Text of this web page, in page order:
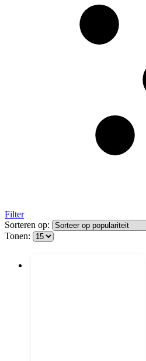
Filter
Sorteren op:
Tonen: